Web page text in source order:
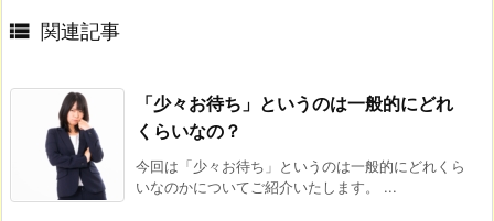
 関連記事
「少々お待ち」というのは一般的にどれ
くらいなの？
今回は「少々お待ち」というのは一般的にどれくら
いなのかについてご紹介いたします。 ...